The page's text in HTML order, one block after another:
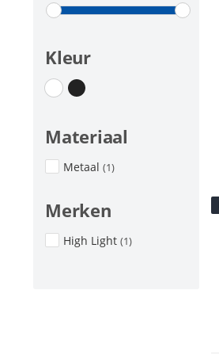
Kleur
Materiaal
Metaal (1)
Merken
High Light (1)